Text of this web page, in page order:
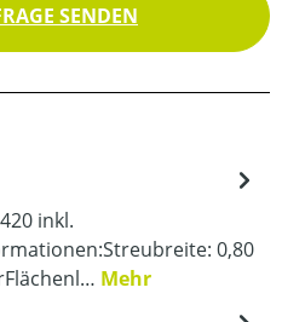
SENDEN
inkl.
0,80
Mehr